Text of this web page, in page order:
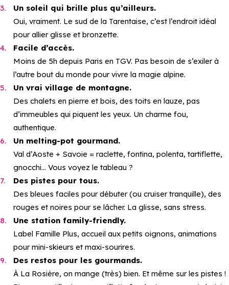
Un soleil qui brille plus qu’ailleurs.
Oui, vraiment. Le sud de la Tarentaise, c’est l’endroit idéal
pour allier glisse et bronzette.
Facile d’accès.
Moins de 5h depuis Paris en TGV. Pas besoin de s’exiler à
l’autre bout du monde pour vivre la magie alpine.
Un vrai village de montagne.
Des chalets en pierre et bois, des toits en lauze, pas
d’immeubles qui piquent les yeux. Un charme fou,
authentique.
Un melting-pot gourmand.
Val d’Aoste + Savoie = raclette, fontina, polenta, tartiflette,
gnocchi… Vous voyez le tableau ?
Des pistes pour tous.
Des bleues faciles pour débuter (ou cruiser tranquille), des
rouges et noires pour se lâcher. La glisse, sans stress.
Une station family-friendly.
Label Famille Plus, accueil aux petits oignons, animations
pour mini-skieurs et maxi-sourires.
Des restos pour les gourmands.
À La Rosière, on mange (très) bien. Et même sur les pistes !